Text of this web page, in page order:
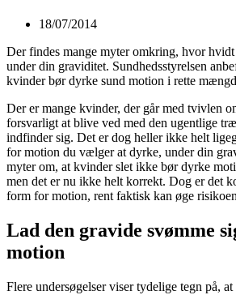
18/07/2014
Der findes mange myter omkring, hvor
under din graviditet. Sundhedsstyrelsen
kvinder bør dyrke sund motion i rette
Der er mange kvinder, der går med tvivlen
forsvarligt at blive ved med den ugentlige
indfinder sig. Det er dog heller ikke helt
for motion du vælger at dyrke, under din
myter om, at kvinder slet ikke bør dyrke
men det er nu ikke helt korrekt. Dog er det
form for motion, rent faktisk kan øge
Lad den gravide svømme
motion
Flere undersøgelser viser tydelige tegn på,